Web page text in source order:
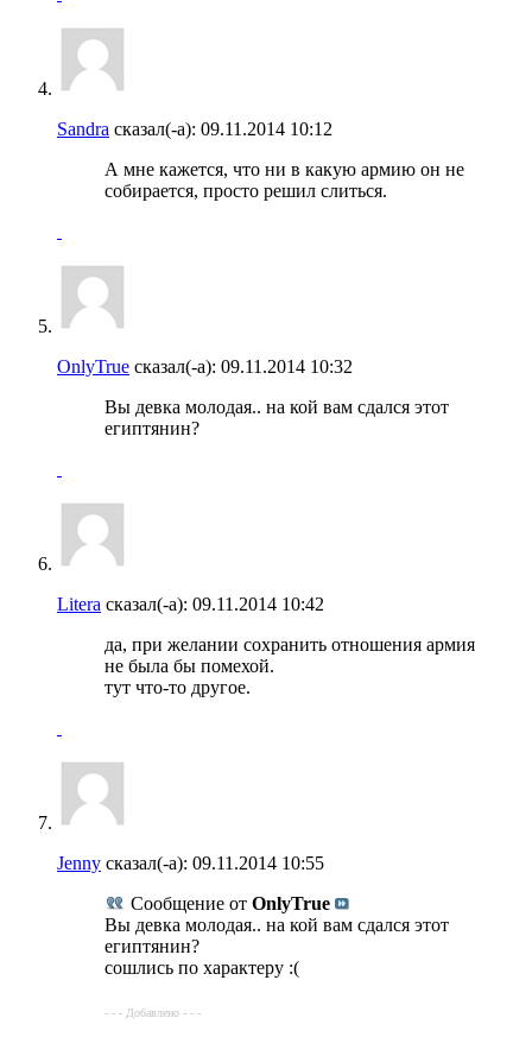
Sandra сказал(-а): 09.11.2014 10:12
А мне кажется, что ни в какую армию он не
собирается, просто решил слиться.
OnlyTrue сказал(-а): 09.11.2014 10:32
Вы девка молодая.. на кой вам сдался этот
египтянин?
Litera сказал(-а): 09.11.2014 10:42
да, при желании сохранить отношения армия
не была бы помехой.
тут что-то другое.
Jenny сказал(-а): 09.11.2014 10:55
Сообщение от OnlyTrue
Вы девка молодая.. на кой вам сдался этот
египтянин?
сошлись по характеру :(
- - - Добавлено - - -